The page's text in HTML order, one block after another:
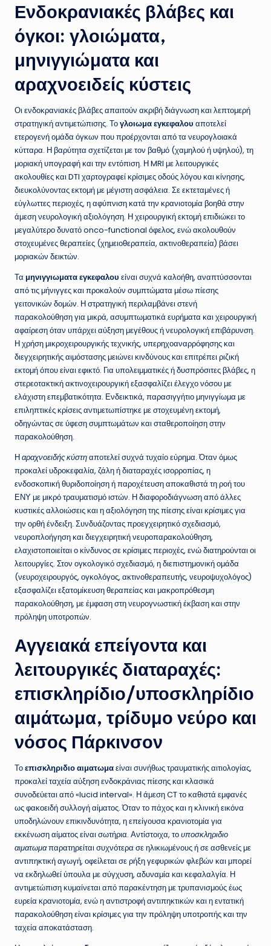
Ενδοκρανιακές βλάβες και
όγκοι: γλοιώματα,
μηνιγγιώματα και
αραχνοειδείς κύστεις
Οι ενδοκρανιακές βλάβες απαιτούν ακριβή διάγνωση και λεπτομερή
στρατηγική αντιμετώπισης. Τογλοιωμα εγκεφαλου αποτελεί
ετερογενή ομάδα όγκων που προέρχονται από τα νευρογλοιακά
κύτταρα. Η βαρύτητα σχετίζεται με τον βαθμό (χαμηλού ή υψηλού), τη
μοριακή υπογραφή και την εντόπιση. Η MRI με λειτουργικές
ακολουθίες και DTI χαρτογραφεί κρίσιμες οδούς λόγου και κίνησης,
διευκολύνοντας εκτομή με μέγιστη ασφάλεια. Σε εκτεταμένες ή
εύγλωττες περιοχές, η αφύπνιση κατά την κρανιοτομία βοηθά στην
άμεση νευρολογική αξιολόγηση. Η χειρουργική εκτομή επιδιώκει το
μεγαλύτερο δυνατό onco-functional όφελος, ενώ ακολουθούν
στοχευμένες θεραπείες (χημειοθεραπεία, ακτινοθεραπεία) βάσει
μοριακών δεικτών.
Τα μηνιγγιωματα εγκεφαλου είναι συχνά καλοήθη, αναπτύσσονται
από τις μήνιγγες και προκαλούν συμπτώματα μέσω πίεσης
γειτονικών δομών. Η στρατηγική περιλαμβάνει στενή
παρακολούθηση για μικρά, ασυμπτωματικά ευρήματα και χειρουργική
αφαίρεση όταν υπάρχει αύξηση μεγέθους ή νευρολογική επιβάρυνση.
Η χρήση μικροχειρουργικής τεχνικής, υπερηχοαναρρόφησης και
διεγχειρητικής αιμόστασης μειώνει κινδύνους και επιτρέπει ριζική
εκτομή όπου είναι εφικτό. Για υπολειμματικές ή δυσπρόσιτες βλάβες, η
στερεοτακτική ακτινοχειρουργική εξασφαλίζει έλεγχο νόσου με
ελάχιστη επεμβατικότητα. Ενδεικτικά, παρασιγγήτιο μηνιγγίωμα με
επιληπτικές κρίσεις αντιμετωπίστηκε με στοχευμένη εκτομή,
οδηγώντας σε ύφεση συμπτωμάτων και σταθεροποίηση στην
παρακολούθηση.
Ηαραχνοειδής κύστηαποτελεί συχνά τυχαίο εύρημα. Όταν όμως
προκαλεί υδροκεφαλία, ζάλη ή διαταραχές ισορροπίας, η
ενδοσκοπική θυριδοποίηση ή παροχέτευση αποκαθιστά τη ροή του
ΕΝΥ με μικρό τραυματισμό ιστών. Η διαφοροδιάγνωση από άλλες
κυστικές αλλοιώσεις και η αξιολόγηση της πίεσης είναι κρίσιμες για
την ορθή ένδειξη. Συνδυάζοντας προεγχειρητικό σχεδιασμό,
νευροπλοήγηση και διεγχειρητική νευροπαρακολούθηση,
ελαχιστοποιείται ο κίνδυνος σε κρίσιμες περιοχές, ενώ διατηρούνται οι
λειτουργίες. Στον ογκολογικό σχεδιασμό, η διεπιστημονική ομάδα
(νευροχειρουργός, ογκολόγος, ακτινοθεραπευτής, νευροψυχολόγος)
εξασφαλίζει εξατομίκευση θεραπείας και μακροπρόθεσμη
παρακολούθηση, με έμφαση στη νευρογνωστική έκβαση και στην
πρόληψη υποτροπών.
Αγγειακά επείγοντα και
λειτουργικές διαταραχές:
επισκληρίδιο/υποσκληρίδιο
αιμάτωμα, τρίδυμο νεύρο και
νόσος Πάρκινσον
Τοεπισκληριδιο αιματωμαείναι συνήθως τραυματικής αιτιολογίας,
προκαλεί ταχεία αύξηση ενδοκράνιας πίεσης και κλασικά
συνοδεύεται από «lucid interval». Η άμεση CT το καθιστά εμφανές
ως φακοειδή συλλογή αίματος. Όταν το πάχος και η κλινική εικόνα
υποδηλώνουν επικινδυνότητα, η επείγουσα κρανιοτομία για
εκκένωση αίματος είναι σωτήρια. Αντίστοιχα, τουποσκληριδιο
αιματωμαπαρατηρείται συχνότερα σε ηλικιωμένους ή σε ασθενείς με
αντιπηκτική αγωγή, οφείλεται σε ρήξη γεφυρικών φλεβών και μπορεί
να εκδηλωθεί ύπουλα με σύγχυση, αδυναμία και κεφαλαλγία. Η
αντιμετώπιση κυμαίνεται από παρακέντηση με τρυπανισμούς έως
ευρεία κρανιοτομία, ενώ η αντιστροφή αντιπηκτικών και η εντατική
παρακολούθηση είναι κρίσιμες για την πρόληψη υποτροπής και την
ταχεία αποκατάσταση.